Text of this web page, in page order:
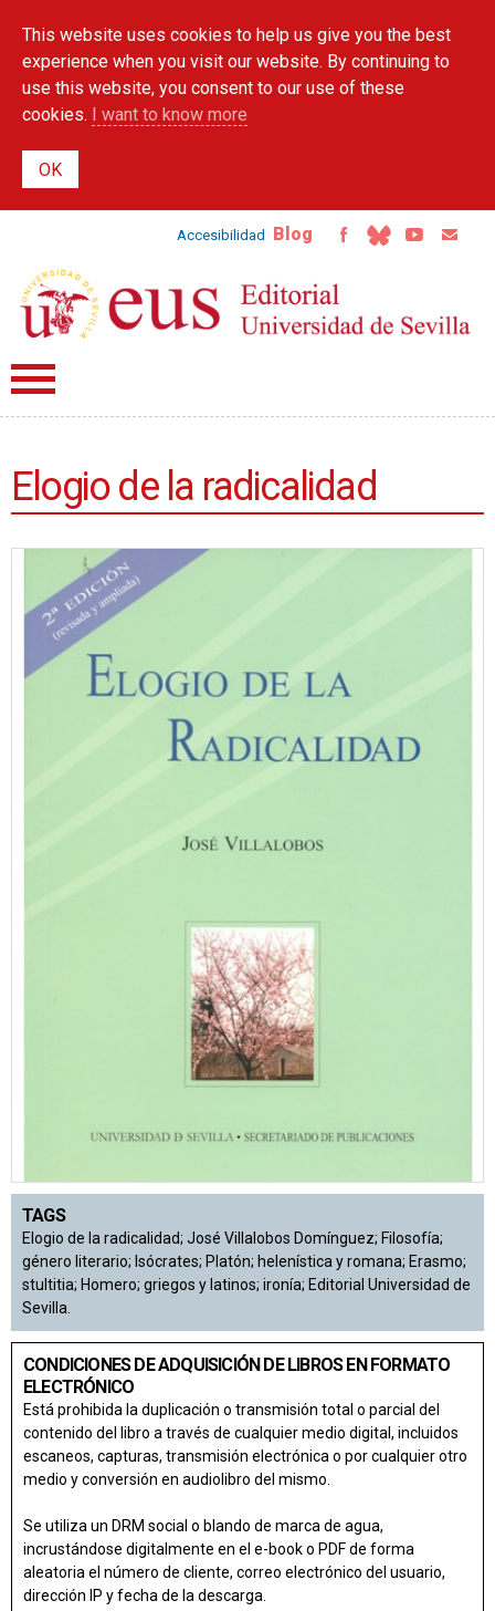
main
content
This website uses cookies to help us give you the best
experience when you visit our website. By continuing to
use this website, you consent to our use of these
cookies. I want to know more
Accesibilidad Blog
Elogio de la radicalidad
TAGS
Elogio de la radicalidad; José Villalobos Domínguez; Filosofía;
género literario; Isócrates; Platón; helenística y romana; Erasmo;
stultitia; Homero; griegos y latinos; ironía; Editorial Universidad de
Sevilla.
CONDICIONES DE ADQUISICIÓN DE LIBROS EN FORMATO
ELECTRÓNICO
Está prohibida la duplicación o transmisión total o parcial del
contenido del libro a través de cualquier medio digital, incluidos
escaneos, capturas, transmisión electrónica o por cualquier otro
medio y conversión en audiolibro del mismo.
Se utiliza un DRM social o blando de marca de agua,
incrustándose digitalmente en el e-book o PDF de forma
aleatoria el número de cliente, correo electrónico del usuario,
dirección IP y fecha de la descarga.